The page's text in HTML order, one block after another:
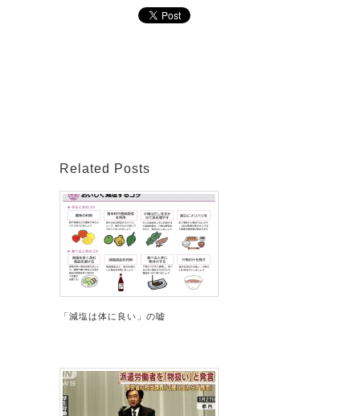
Related Posts
「減塩は体に良い」の嘘